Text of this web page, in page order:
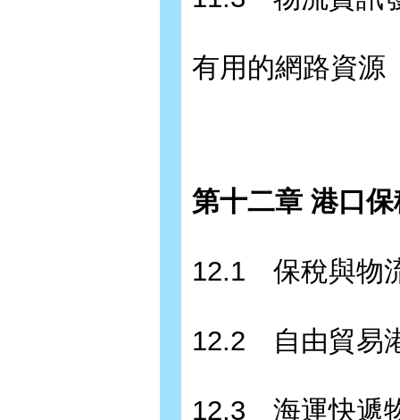
有用的網路資源
第十二章 港口
12.1 保稅與物
12.2 自由貿易
12.3 海運快遞